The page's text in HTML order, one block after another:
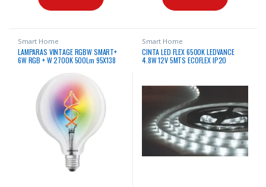
Smart Home
LAMPARAS VINTAGE RGBW SMART+
6W RGB + W 2700K 500Lm 95X138
Smart Home
CINTA LED FLEX 6500K LEDVANCE
4.8W 12V 5MTS ECOFLEX IP20